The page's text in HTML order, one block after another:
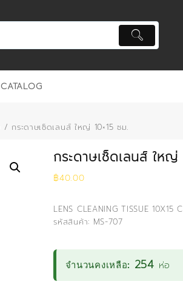
CATALOG
/ กระดาษเช็ดเลนส์ ใหญ่ 10×15 ซม.
กระดาษเช็ดเลนส์ ใหญ่
฿40.00
LENS CLEANING TISSUE 10X15
รหัสสินค้า: MS-707
จำนวนคงเหลือ: 254 ห่อ